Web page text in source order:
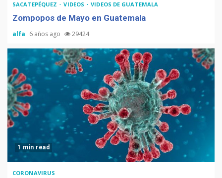
Sonrisas
SACATEPÉQUEZ
VIDEOS VIDEOS DE GUATEMALA
Zompopos de Mayo en Guatemala
alfa 6 años ago 29424
1 min read
CORONAVIRUS